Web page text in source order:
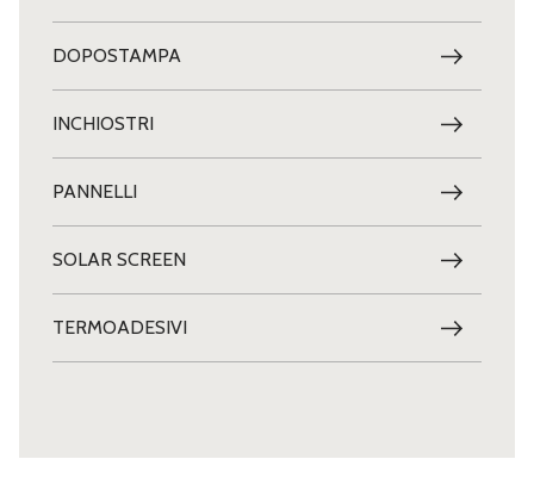
DOPOSTAMPA
INCHIOSTRI
PANNELLI
SOLAR SCREEN
TERMOADESIVI